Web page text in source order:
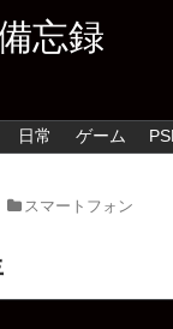
忘録
日常 ゲーム
スマートフォン